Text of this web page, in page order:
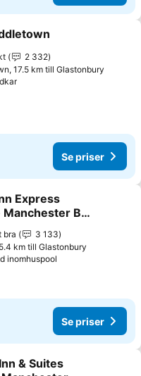
till i Mina Favoriter
2 332
17.5 km till Glastonbury
Se priser
till i Mina Favoriter
Express
By
bra
3 133
km till Glastonbury
inomhuspool
Se priser
till i Mina Favoriter
& Suites